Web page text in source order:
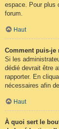
espace. Pour plus
forum.
Haut
Comment puis-je
Si les
dédié devrait être
rapporter. En
nécessaires afin
Haut
À quoi sert le